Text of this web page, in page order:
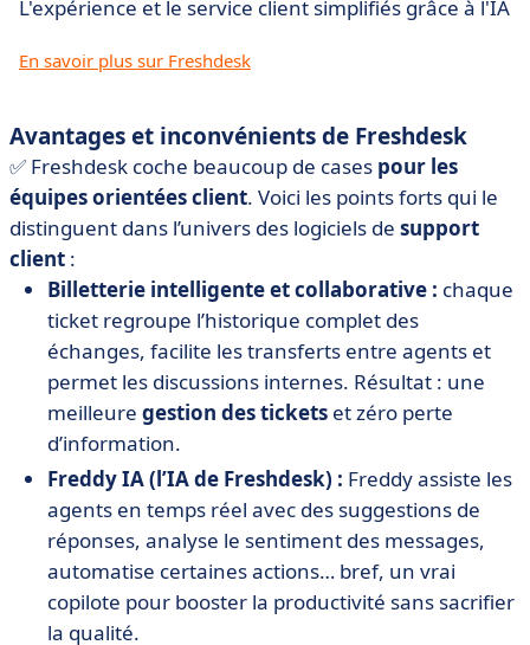
L'expérience et le service client simplifiés grâce à l'IA
En savoir plus sur Freshdesk
Avantages et inconvénients de Freshdesk
✅ Freshdesk coche beaucoup de cases pour les
équipes orientées client. Voici les points forts qui le
distinguent dans l’univers des logiciels de support
client :
Billetterie intelligente et collaborative : chaque
ticket regroupe l’historique complet des
échanges, facilite les transferts entre agents et
permet les discussions internes. Résultat : une
meilleure gestion des tickets et zéro perte
d’information.
Freddy IA (l’IA de Freshdesk) : Freddy assiste les
agents en temps réel avec des suggestions de
réponses, analyse le sentiment des messages,
automatise certaines actions… bref, un vrai
copilote pour booster la productivité sans sacrifier
la qualité.